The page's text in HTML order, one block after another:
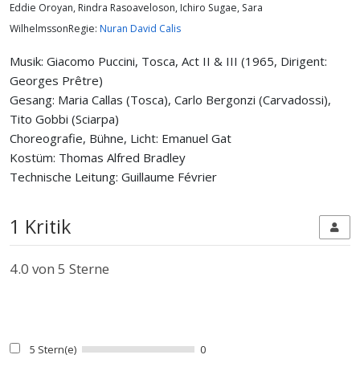
Eddie Oroyan, Rindra Rasoaveloson, Ichiro Sugae, Sara
WilhelmssonRegie: Nuran David Calis
Musik: Giacomo Puccini, Tosca, Act II & III (1965, Dirigent:
Georges Prêtre)
Gesang: Maria Callas (Tosca), Carlo Bergonzi (Carvadossi),
Tito Gobbi (Sciarpa)
Choreografie, Bühne, Licht: Emanuel Gat
Kostüm: Thomas Alfred Bradley
Technische Leitung: Guillaume Février
1 Kritik
4.0 von 5 Sterne
5 Stern(e) 0